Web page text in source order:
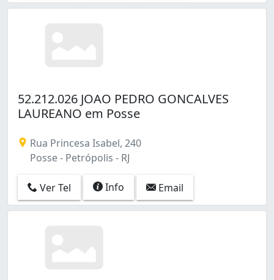
52.212.026 JOAO PEDRO GONCALVES
LAUREANO em Posse
Rua Princesa Isabel, 240
Posse - Petrópolis - RJ
Ver Tel Info Email